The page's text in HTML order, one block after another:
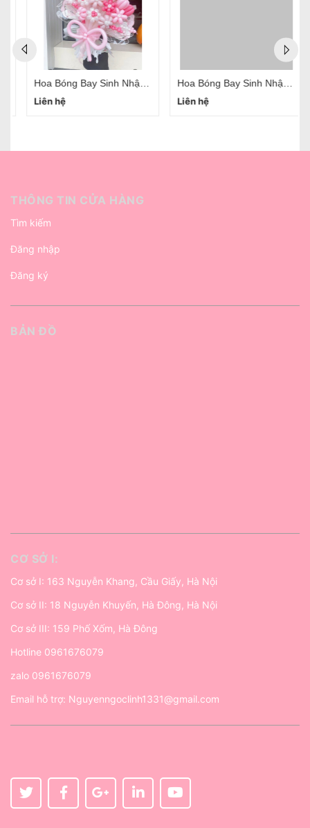
Hoa Bóng Bay Sinh Nhật Đẹp Tại Hà Nội Mẫu 02
Liên hệ
Hoa Bóng Bay Sinh Nhật Đẹp Tại Hà Nội Mẫu 01
Liên hệ
THÔNG TIN CỬA HÀNG
Tìm kiếm
Đăng nhập
Đăng ký
BẢN ĐỒ
CƠ SỞ I:
Cơ sở I: 163 Nguyễn Khang, Cầu Giấy, Hà Nội
Cơ sở II: 18 Nguyễn Khuyến, Hà Đông, Hà Nội
Cơ sở III: 159 Phố Xốm, Hà Đông
Hotline 0961676079
zalo 0961676079
Email hỗ trợ: Nguyenngoclinh1331@gmail.com